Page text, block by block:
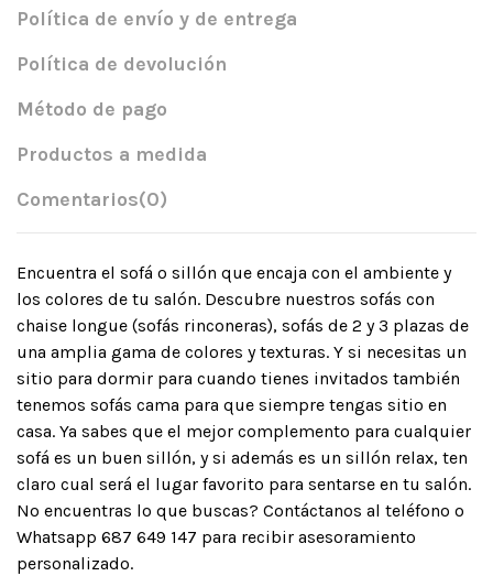
Política de envío y de entrega
Política de devolución
Método de pago
Productos a medida
Comentarios(0)
Encuentra el sofá o sillón que encaja con el ambiente y
los colores de tu salón. Descubre nuestros sofás con
chaise longue (sofás rinconeras), sofás de 2 y 3 plazas de
una amplia gama de colores y texturas. Y si necesitas un
sitio para dormir para cuando tienes invitados también
tenemos sofás cama para que siempre tengas sitio en
casa. Ya sabes que el mejor complemento para cualquier
sofá es un buen sillón, y si además es un sillón relax, ten
claro cual será el lugar favorito para sentarse en tu salón.
No encuentras lo que buscas? Contáctanos al teléfono o
Whatsapp 687 649 147 para recibir asesoramiento
personalizado.